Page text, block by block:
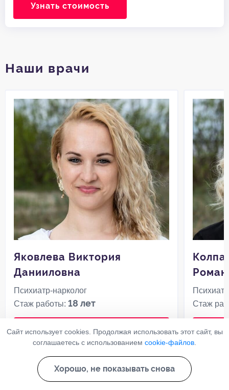
Узнать стоимость
Наши врачи
Яковлева Виктория
Данииловна
Психиатр-нарколог
Стаж работы:18 лет
Записаться
Стаж
Сайт использует cookies. Продолжая использовать этот сайт, вы
соглашаетесь с использованием cookie-файлов
Хорошо, не показывать снова